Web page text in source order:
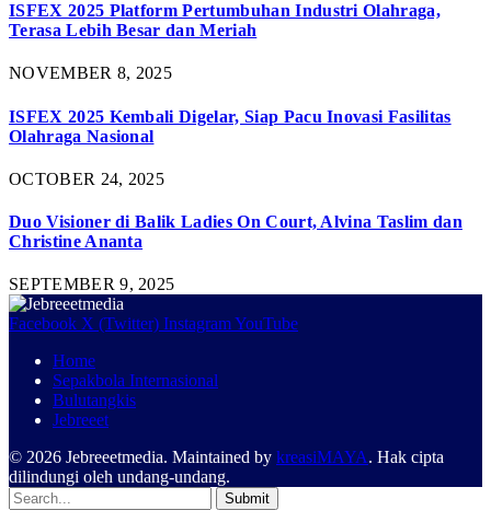
ISFEX 2025 Platform Pertumbuhan Industri Olahraga,
Terasa Lebih Besar dan Meriah
NOVEMBER 8, 2025
ISFEX 2025 Kembali Digelar, Siap Pacu Inovasi Fasilitas
Olahraga Nasional
OCTOBER 24, 2025
Duo Visioner di Balik Ladies On Court, Alvina Taslim dan
Christine Ananta
SEPTEMBER 9, 2025
Facebook X (Twitter) InstagramYouTube
Home
Sepakbola Internasional
Bulutangkis
Jebreeet
© 2026 Jebreeetmedia. Maintained by kreasiMAYA. Hak cipta
dilindungi oleh undang-undang.
Submit